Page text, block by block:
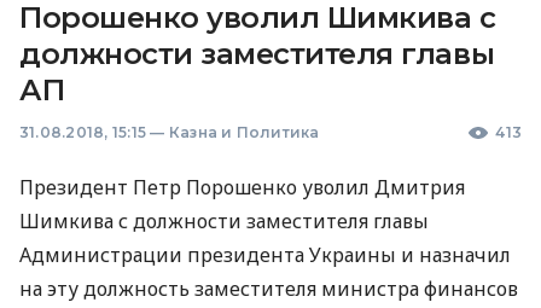
Порошенко уволил Шимкива с
должности заместителя главы
АП
31.08.2018, 15:15 — Казна и Политика 413
Президент Петр Порошенко уволил Дмитрия
Шимкива с должности заместителя главы
Администрации президента Украины и назначил
на эту должность заместителя министра финансов